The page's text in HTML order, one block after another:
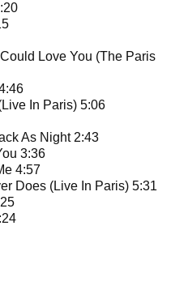
Love You (The Paris
In Paris) 5:06
As Night 2:43
3:36
4:57
Does (Live In Paris) 5:31